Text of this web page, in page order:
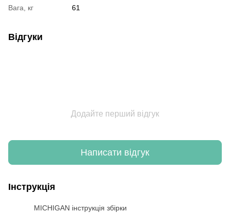
Вага, кг 61
Відгуки
Додайте перший відгук
Написати відгук
Інструкція
MICHIGAN інструкція збірки